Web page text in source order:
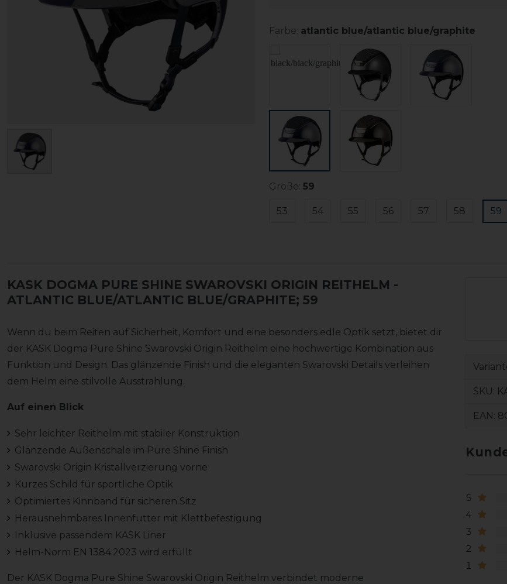
Farbe: atlantic blue/atlantic blue/graphite
Größe: 59
53 54 55 56 57 58 59
KASK DOGMA PURE SHINE SWAROVSKI ORIGIN REITHELM -
ATLANTIC BLUE/ATLANTIC BLUE/GRAPHITE; 59
Wenn du beim Reiten auf Sicherheit, Komfort und eine besonders edle Optik setzt, bietet dir
der KASK Dogma Pure Shine Swarovski Origin Reithelm eine hochwertige Kombination aus
Funktion und Design. Das glänzende Finish und die eleganten Swarovski Details verleihen
dem Helm eine stilvolle Ausstrahlung.
Auf einen Blick
Sehr leichter Reithelm mit stabiler Konstruktion
Glänzende Außenschale im Pure Shine Finish
Swarovski Origin Kristallverzierung vorne
Kurzes Schild für sportliche Optik
Optimiertes Kinnband für sicheren Sitz
Herausnehmbares Innenfutter mit Klettbefestigung
Inklusive passendem KASK Liner
Helm-Norm EN 1384:2023 wird erfüllt
Der KASK Dogma Pure Shine Swarovski Origin Reithelm verbindet moderne
SKU:
EAN:
5
4
3
2
1